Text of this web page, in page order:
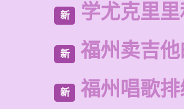
新 学尤克里
新 福州卖吉
新 福州唱歌